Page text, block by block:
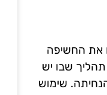
את החשיפה
שבו יש
שימוש